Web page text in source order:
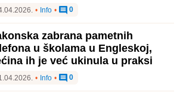
• Info • 0
zabrana pametnih
u školama u Engleskoj,
ih je već ukinula u praksi
• Info • 0